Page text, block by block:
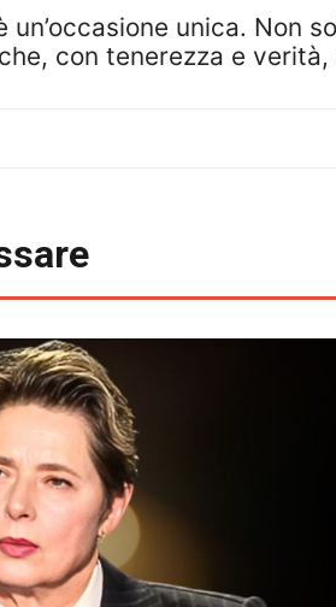
un’occasione unica.
con tenerezza e